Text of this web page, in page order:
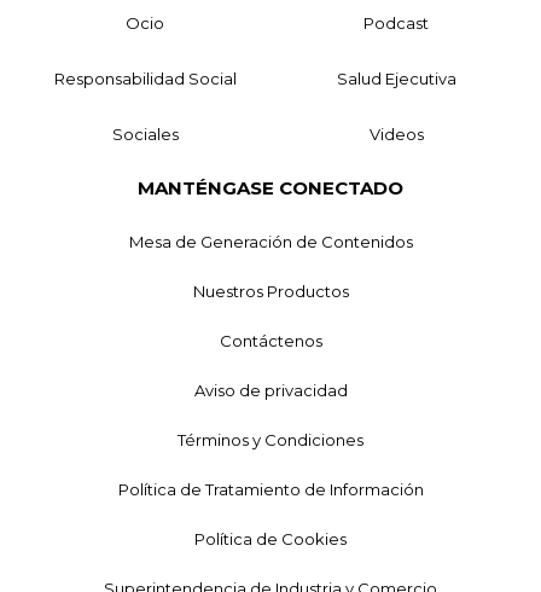
Ocio Podcast
Responsabilidad Social Salud Ejecutiva
Sociales Videos
MANTÉNGASE CONECTADO
Mesa de Generación de Contenidos
Nuestros Productos
Contáctenos
Aviso de privacidad
Términos y Condiciones
Política de Tratamiento de Información
Política de Cookies
Superintendencia de Industria y Comercio